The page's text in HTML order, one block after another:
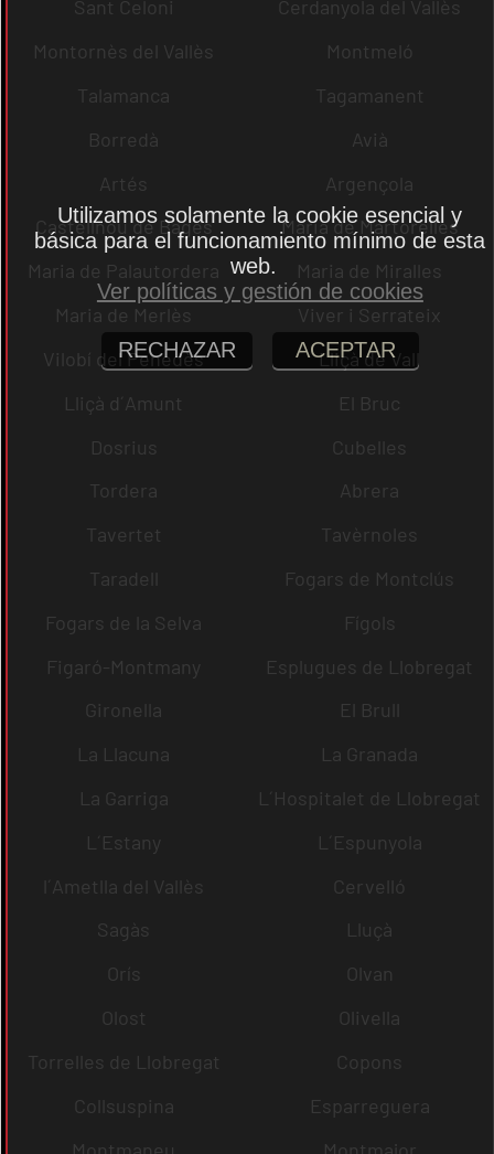
Sant Celoni
Cerdanyola del Vallès
Montornès del Vallès
Montmeló
Talamanca
Tagamanent
Borredà
Avià
Artés
Argençola
Castellnou de Bages
Maria de Martorelles
Maria de Palautordera
Maria de Miralles
Maria de Merlès
Viver i Serrateix
Vilobí del Penedès
Lliçà de Vall
Lliçà d´Amunt
El Bruc
Dosrius
Cubelles
Tordera
Abrera
Tavertet
Tavèrnoles
Taradell
Fogars de Montclús
Fogars de la Selva
Fígols
Figaró-Montmany
Esplugues de Llobregat
Gironella
El Brull
La Llacuna
La Granada
La Garriga
L´Hospitalet de Llobregat
L´Estany
L´Espunyola
l´Ametlla del Vallès
Cervelló
Sagàs
Lluçà
Orís
Olvan
Olost
Olivella
Torrelles de Llobregat
Copons
Collsuspina
Esparreguera
Montmaneu
Montmajor
Utilizamos solamente la cookie esencial y
básica para el funcionamiento mínimo de esta
web.
Ver políticas y gestión de cookies
RECHAZAR ACEPTAR